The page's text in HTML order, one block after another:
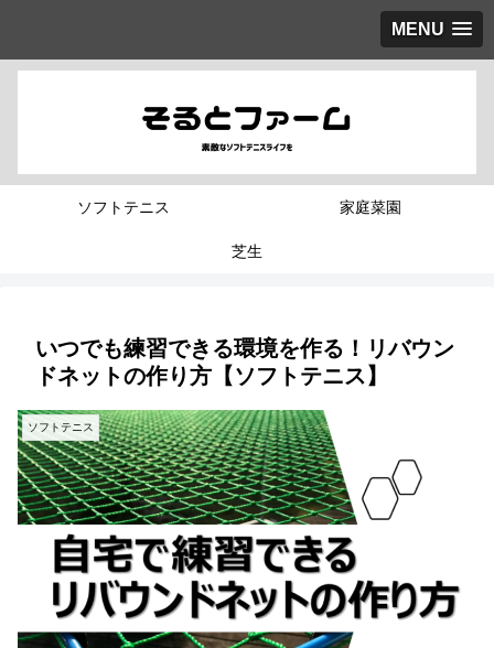
MENU
ソフトテニス 家庭菜園
芝生
いつでも練習できる環境を作る！リバウン
ドネットの作り方【ソフトテニス】
ソフトテニス